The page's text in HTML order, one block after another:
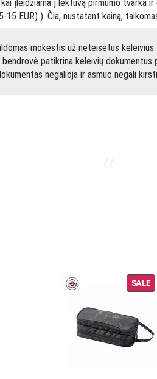
įleidžiama į lėktuvą pirmumo
15 EUR) ). Čia, nustatant kainą,
mokestis už neteisėtus
patikrina keleivių
negalioja ir asmuo negali
SALE
ON